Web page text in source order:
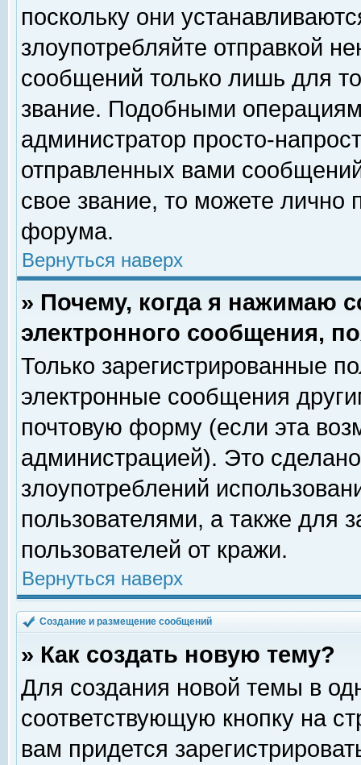
поскольку они
злоупотребляйте отправкой
сообщений только лишь для
звание. Подобными
администратор просто-
отправленных вами
свое звание, то можете лично
форума.
Вернуться наверх
» Почему, когда я нажимаю
электронного сообщения,
Только зарегистрированные
электронные сообщения
почтовую форму (если эта
администрацией). Это
злоупотреблений
пользователями, а также для
пользователей от кражи.
Вернуться наверх
Создание и размещение сообщений
» Как создать новую тему?
Для создания новой темы в
соответствующую кнопку на
вам придется